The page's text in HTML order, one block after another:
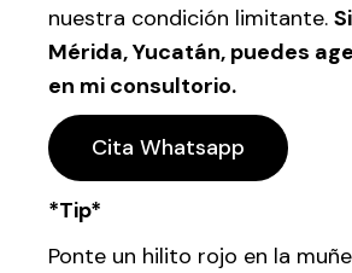
nuestra condición limitante.
Mérida, Yucatán, puedes
en mi consultorio.
Cita Whatsapp
*Tip*
Ponte un hilito rojo en la